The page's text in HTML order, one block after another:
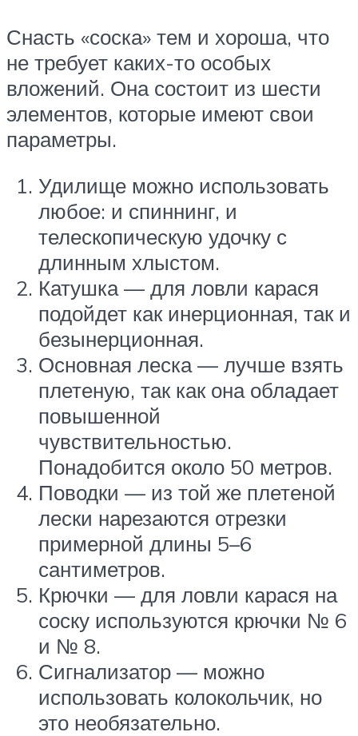
Снасть «соска» тем и хороша, что
не требует каких-то особых
вложений. Она состоит из шести
элементов, которые имеют свои
параметры.
Удилище можно использовать
любое: и спиннинг, и
телескопическую удочку с
длинным хлыстом.
Катушка — для ловли карася
подойдет как инерционная, так и
безынерционная.
Основная леска — лучше взять
плетеную, так как она обладает
повышенной
чувствительностью.
Понадобится около 50 метров.
Поводки — из той же плетеной
лески нарезаются отрезки
примерной длины 5–6
сантиметров.
Крючки — для ловли карася на
соску используются крючки № 6
и № 8.
Сигнализатор — можно
использовать колокольчик, но
это необязательно.